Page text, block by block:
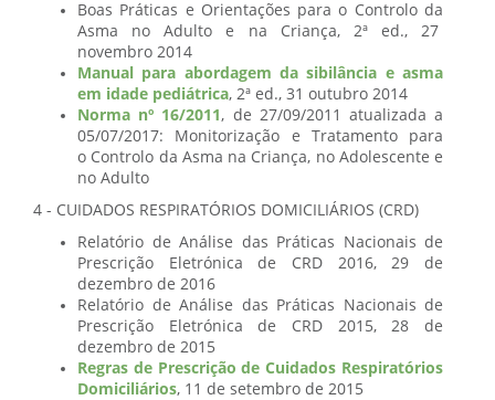
Boas Práticas e Orientações para o Controlo da
Asma no Adulto e na Criança, 2ª ed., 27
novembro 2014
Manual para abordagem da sibilância e asma
em idade pediátrica, 2ª ed., 31 outubro 2014
Norma nº 16/2011, de 27/09/2011 atualizada a
05/07/2017: Monitorização e Tratamento para
o Controlo da Asma na Criança, no Adolescente e
no Adulto
4 - CUIDADOS RESPIRATÓRIOS DOMICILIÁRIOS (CRD)
Relatório de Análise das Práticas Nacionais de
Prescrição Eletrónica de CRD 2016, 29 de
dezembro de 2016
Relatório de Análise das Práticas Nacionais de
Prescrição Eletrónica de CRD 2015, 28 de
dezembro de 2015
Regras de Prescrição de Cuidados Respiratórios
Domiciliários, 11 de setembro de 2015